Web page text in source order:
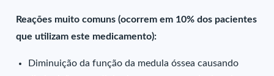
Reações muito comuns (ocorrem em 10% dos pacientes
que utilizam este medicamento):
Diminuição da função da medula óssea causando